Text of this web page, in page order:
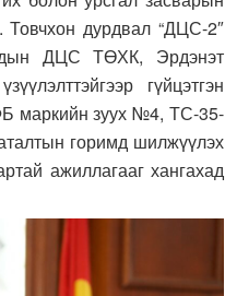
Товчхон дурдвал “ДЦС-2″
ДЦС ТӨХК, Эрдэнэт
гүйцэтгэн
маркийн зуух №4, ТС-35-
горимд шилжүүлэх
ажиллагааг хангахад